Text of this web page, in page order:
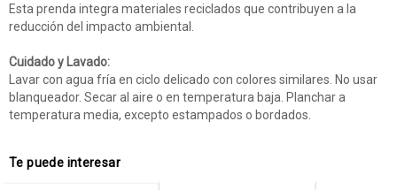
Esta prenda integra materiales reciclados que contribuyen a la
reducción del impacto ambiental.
Cuidado y Lavado:
Lavar con agua fría en ciclo delicado con colores similares. No usar
blanqueador. Secar al aire o en temperatura baja. Planchar a
temperatura media, excepto estampados o bordados.
Te puede interesar